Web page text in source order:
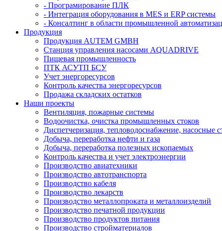
- Програмирование ПЛК
- Интеграция оборудования в MES и ERP системы
- Консалтинг в области промышленной
Продукция
Продукция AUTEM GMBH
Cтанция управления насосами AQUADRIVE
Пищевая промышленность
ПТК АСУТП БСУ
Учет энергоресурсов
Контроль качества энергоресурсов
Продажа складских остатков
Наши проекты
Вентиляция, пожарные системы
Водоочистка, очистка промышленных стоков
Диспетчеризация, тепловодоснабжение, насосные
Добыча, переработка нефти и газа
Добыча, переработка полезных ископаемых
Контроль качества и учет электроэнергии
Производство авиатехники
Производство автотранспорта
Производство кабеля
Производство лекарств
Производство металлопроката и металлоизделий
Производство печатной продукции
Производство продуктов питания
Производство стройматериалов